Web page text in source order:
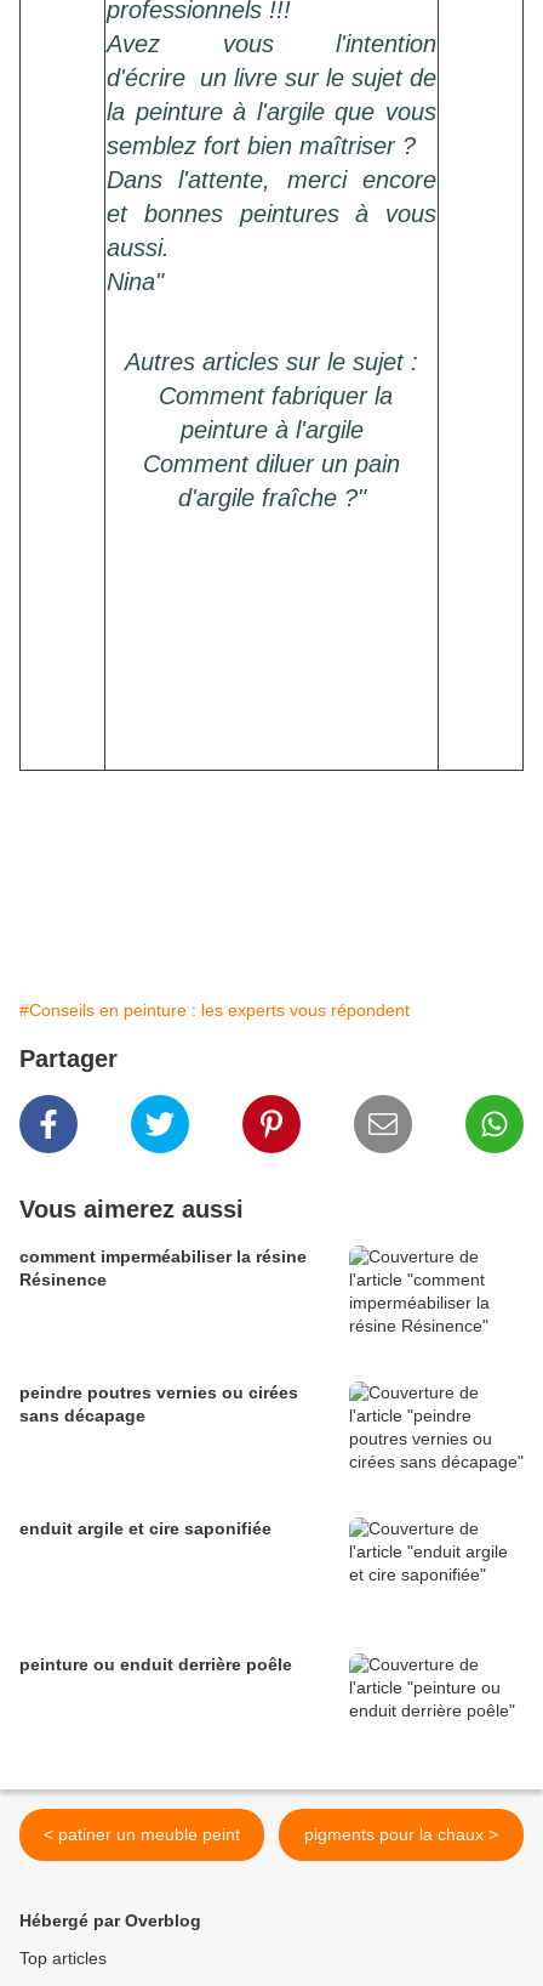
professionnels !!!
Avez vous l'intention
d'écrire un livre sur le sujet de
la peinture à l'argile que vous
semblez fort bien maîtriser ?
Dans l'attente, merci encore
et bonnes peintures à vous
aussi.
Nina"
Autres articles sur le sujet :
Comment fabriquer la
peinture à l'argile
Comment diluer un pain
d'argile fraîche ?"
#Conseils en peinture : les experts vous répondent
Partager
Vous aimerez aussi
comment imperméabiliser la résine
Résinence
peindre poutres vernies ou cirées
sans décapage
enduit argile et cire saponifiée
peinture ou enduit derrière poêle
< patiner un meuble peint pigments pour la chaux >
Hébergé par Overblog
Top articles